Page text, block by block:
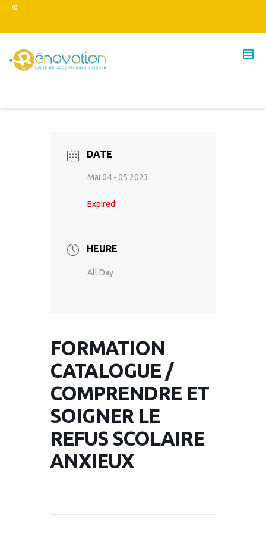
DATE
Mai 04 - 05 2023
Expired!
HEURE
All Day
FORMATION
CATALOGUE /
COMPRENDRE ET
SOIGNER LE
REFUS SCOLAIRE
ANXIEUX